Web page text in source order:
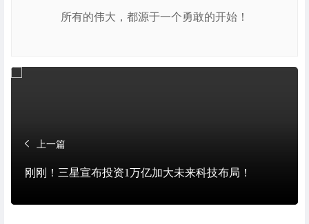
所有的伟大，都源于一个勇敢的开始！
上一篇
刚刚！三星宣布投资1万亿加大未来科技布局！